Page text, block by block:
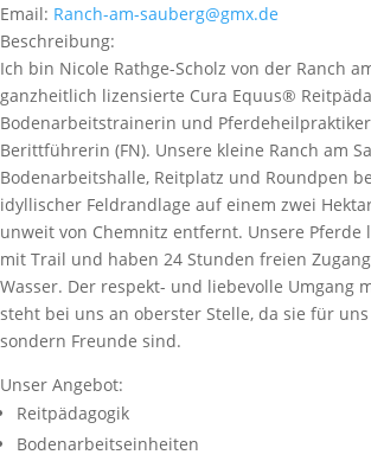
Email: Ranch-am-sauberg@gmx.de
Beschreibung:
Ich bin Nicole Rathge-Scholz von der Ranch
ganzheitlich lizensierte Cura Equus®
Bodenarbeitstrainerin und
Berittführerin (FN). Unsere kleine Ranch am
Bodenarbeitshalle, Reitplatz und Roundpen
idyllischer Feldrandlage auf einem zwei
unweit von Chemnitz entfernt. Unsere Pferde
mit Trail und haben 24 Stunden freien
Wasser. Der respekt- und liebevolle Umgang
steht bei uns an oberster Stelle, da sie für
sondern Freunde sind.
Unser Angebot:
Reitpädagogik
Bodenarbeitseinheiten